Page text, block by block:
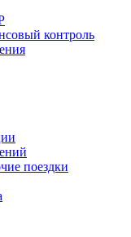
контроль
поездки